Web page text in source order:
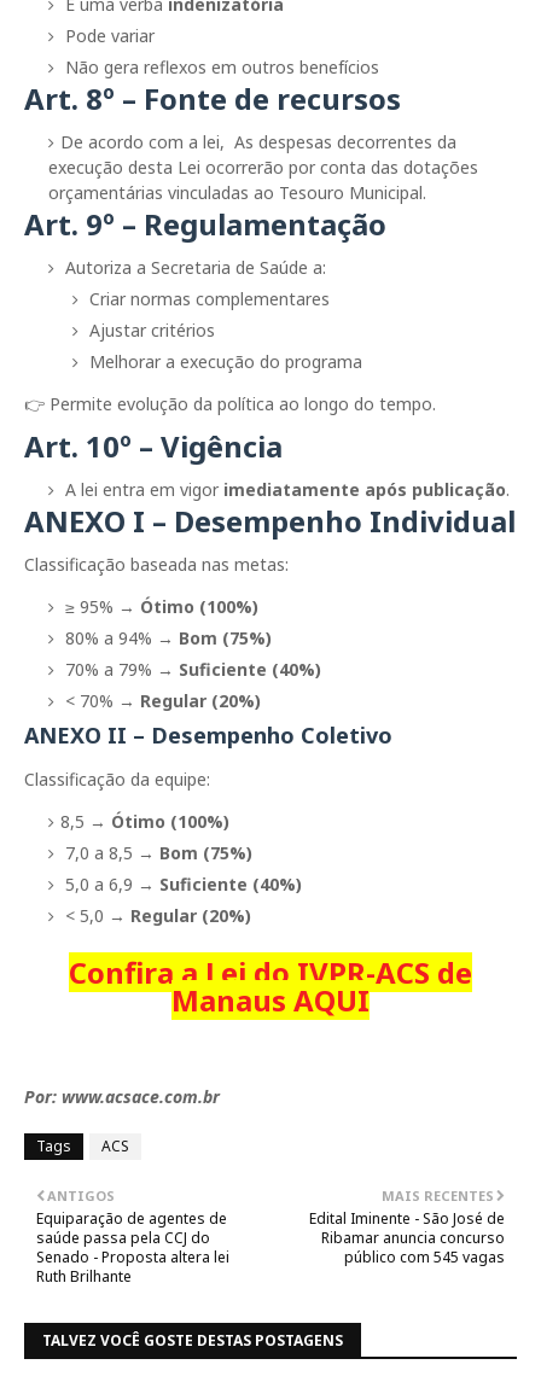
Pode variar
Não gera reflexos em outros benefícios
Art. 8º – Fonte de recursos
De acordo com a lei, As despesas decorrentes da
execução desta Lei ocorrerão por conta das dotações
orçamentárias vinculadas ao Tesouro Municipal.
Art. 9º – Regulamentação
Autoriza a Secretaria de Saúde a:
Criar normas complementares
Ajustar critérios
Melhorar a execução do programa
👉 Permite evolução da política ao longo do tempo.
Art. 10º – Vigência
A lei entra em vigor imediatamente após publicação.
ANEXO I – Desempenho Individual
Classificação baseada nas metas:
≥ 95% → Ótimo (100%)
80% a 94% → Bom (75%)
70% a 79% → Suficiente (40%)
< 70% → Regular (20%)
ANEXO II – Desempenho Coletivo
Classificação da equipe:
8,5 → Ótimo (100%)
7,0 a 8,5 → Bom (75%)
5,0 a 6,9 → Suficiente (40%)
< 5,0 → Regular (20%)
Confira a Lei do IVPR-ACS de
Manaus AQUI
Por: www.acsace.com.br
Tags ACS
MAIS RECENTES
Edital Iminente - São José de
Ribamar anuncia concurso
público com 545 vagas
ANTIGOS
Equiparação de agentes de
saúde passa pela CCJ do
Senado - Proposta altera lei
Ruth Brilhante
TALVEZ VOCÊ GOSTE DESTAS POSTAGENS